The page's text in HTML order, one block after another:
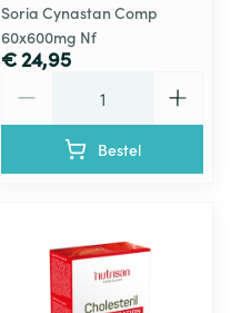
Soria Cynastan Comp
60x600mg Nf
€ 24,95
Bestel